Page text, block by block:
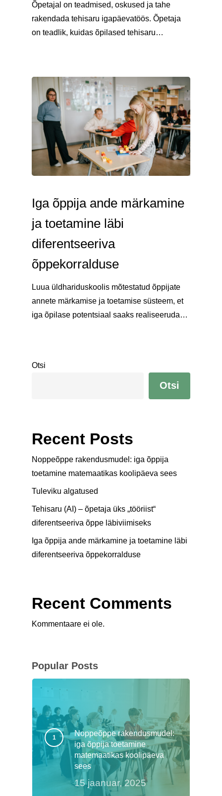
Õpetajal on teadmised, oskused ja tahe
rakendada tehisaru igapäevatöös. Õpetaja
on teadlik, kuidas õpilased tehisaru…
Iga õppija ande märkamine
ja toetamine läbi
diferentseeriva
õppekorralduse
Luua üldhariduskoolis mõtestatud õppijate
annete märkamise ja toetamise süsteem, et
iga õpilase potentsiaal saaks realiseeruda…
Otsi
Otsi
Recent Posts
Noppeõppe rakendusmudel: iga õppija
toetamine matemaatikas koolipäeva sees
Tuleviku algatused
Tehisaru (AI) – õpetaja üks „tööriist“
diferentseeriva õppe läbiviimiseks
Iga õppija ande märkamine ja toetamine läbi
diferentseeriva õppekorralduse
Recent Comments
Kommentaare ei ole.
Popular Posts
Noppeõppe rakendusmudel:
iga õppija toetamine
matemaatikas koolipäeva
sees
15 jaanuar, 2025